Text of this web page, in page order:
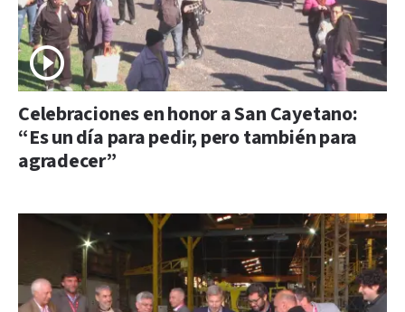
Celebraciones en honor a San Cayetano:
“Es un día para pedir, pero también para
agradecer”